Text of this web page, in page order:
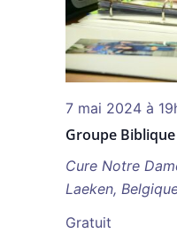
Groupe
7 mai 2024 à
Cure Notre
Laeken,
Gratuit